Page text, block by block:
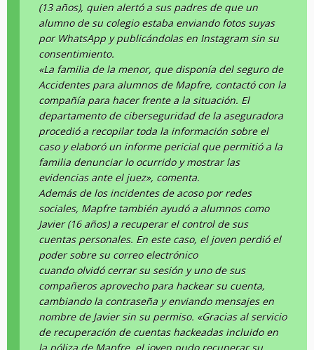
(13 años), quien alertó a sus padres de que un
alumno de su colegio estaba enviando fotos suyas
por WhatsApp y publicándolas en Instagram sin su
consentimiento.
«La familia de la menor, que disponía del seguro de
Accidentes para alumnos de Mapfre, contactó con la
compañía para hacer frente a la situación. El
departamento de ciberseguridad de la aseguradora
procedió a recopilar toda la información sobre el
caso y elaboró un informe pericial que permitió a la
familia denunciar lo ocurrido y mostrar las
evidencias ante el juez», comenta.
Además de los incidentes de acoso por redes
sociales, Mapfre también ayudó a alumnos como
Javier (16 años) a recuperar el control de sus
cuentas personales. En este caso, el joven perdió el
poder sobre su correo electrónico
cuando olvidó cerrar su sesión y uno de sus
compañeros aprovecho para hackear su cuenta,
cambiando la contraseña y enviando mensajes en
nombre de Javier sin su permiso. «Gracias al servicio
de recuperación de cuentas hackeadas incluido en